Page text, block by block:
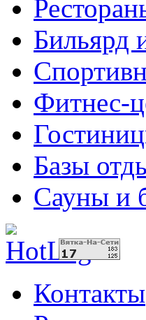
Бильярд
Фитнес-
Базы
Сауны и
Контакты